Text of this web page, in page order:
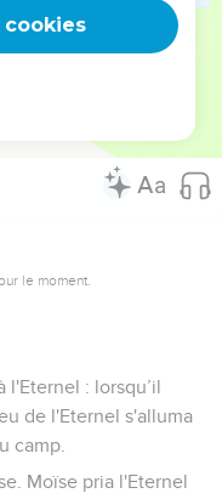
* « Lève-toi, Eternel, et
ceux qui te
le moment.
l'Eternel : lorsqu’il
de l'Eternel s'alluma
camp.
Moïse pria l'Eternel